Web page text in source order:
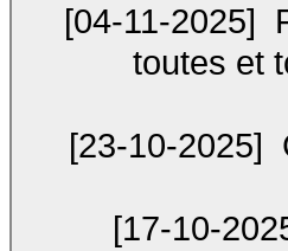
[04-11-2025]
toutes et
[23-10-2025]
[17-10-